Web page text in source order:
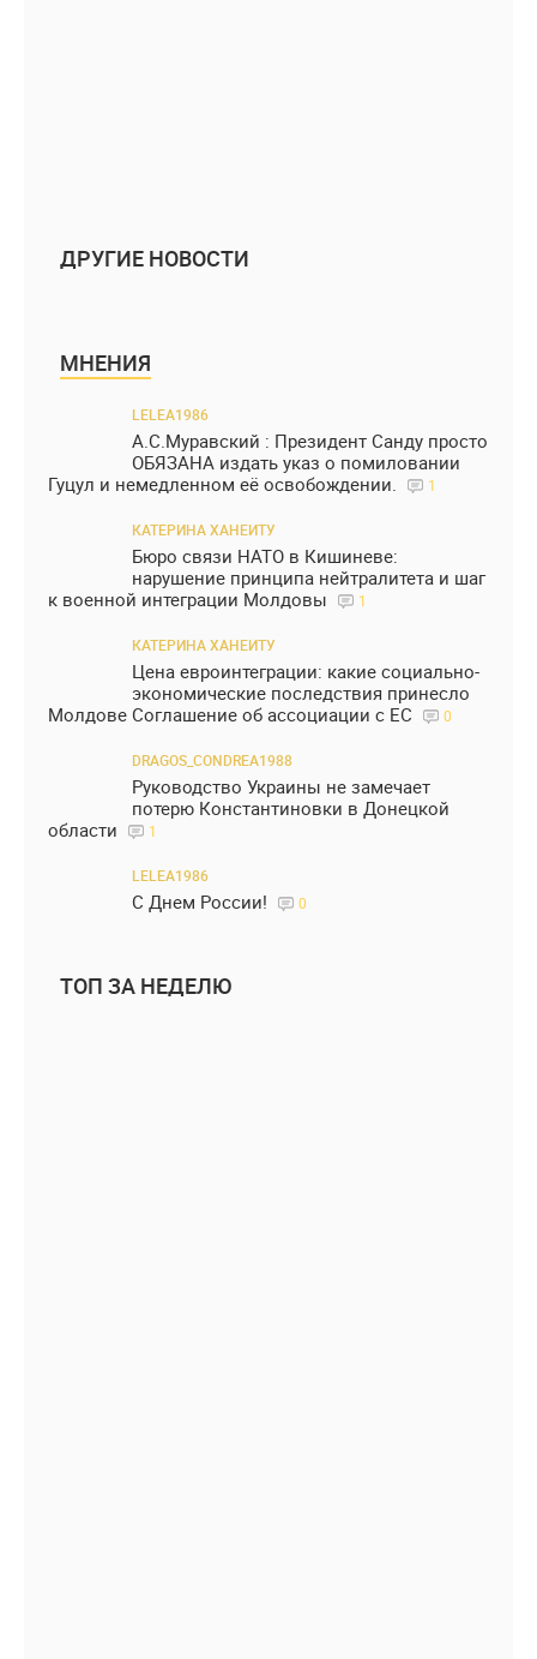
ДРУГИЕ НОВОСТИ
МНЕНИЯ
LELEA1986
А.С.Муравский : Президент Санду просто
ОБЯЗАНА издать указ о помиловании
Гуцул и немедленном её освобождении.
1
КАТЕРИНА ХАНЕИТУ
Бюро связи НАТО в Кишиневе:
нарушение принципа нейтралитета и шаг
к военной интеграции Молдовы
1
КАТЕРИНА ХАНЕИТУ
Цена евроинтеграции: какие социально-
экономические последствия принесло
Молдове Соглашение об ассоциации с ЕС
0
DRAGOS_CONDREA1988
Руководство Украины не замечает
потерю Константиновки в Донецкой
области
1
LELEA1986
С Днем России! 0
ТОП ЗА НЕДЕЛЮ